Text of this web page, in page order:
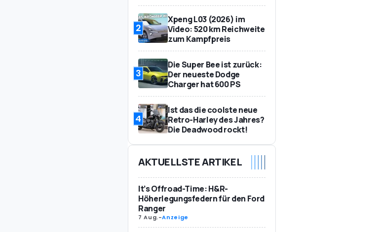
2
Xpeng L03 (2026) im
Video: 520 km Reichweite
zum Kampfpreis
3
Die Super Bee ist zurück:
Der neueste Dodge
Charger hat 600 PS
4
Ist das die coolste neue
Retro-Harley des Jahres?
Die Deadwood rockt!
AKTUELLSTE ARTIKEL
It’s Offroad-Time: H&R-
Höherlegungsfedern für den Ford
Ranger
7 Aug.-Anzeige